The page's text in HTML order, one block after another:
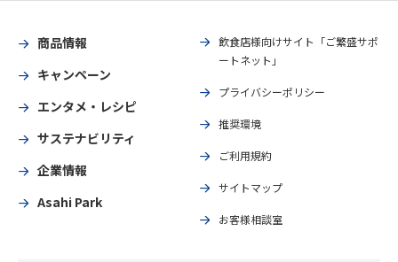
商品情報
キャンペーン
エンタメ・レシピ
サステナビリティ
企業情報
Asahi Park
飲食店様向けサイト「ご繁盛サポ
ートネット」
プライバシーポリシー
推奨環境
ご利用規約
サイトマップ
お客様相談室